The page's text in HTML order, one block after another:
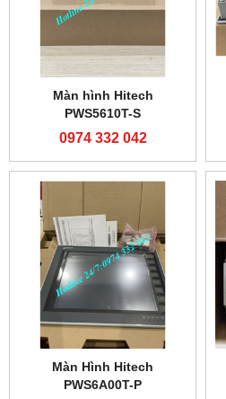
Màn hình Hitech
PWS5610T-S
0974 332 042
Màn Hình Hitech
PWS6A00T-P